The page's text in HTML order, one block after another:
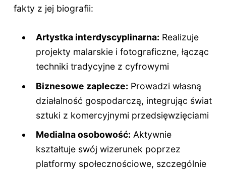
fakty z jej biografii:
Artystka interdyscyplinarna: Realizuje
projekty malarskie i fotograficzne, łącząc
techniki tradycyjne z cyfrowymi
Biznesowe zaplecze: Prowadzi własną
działalność gospodarczą, integrując świat
sztuki z komercyjnymi przedsięwzięciami
Medialna osobowość: Aktywnie
kształtuje swój wizerunek poprzez
platformy społecznościowe, szczególnie